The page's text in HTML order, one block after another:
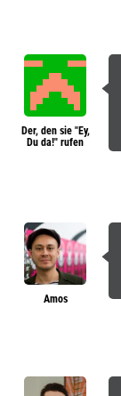
Der, den sie "Ey,
Du da!" rufen
Amos